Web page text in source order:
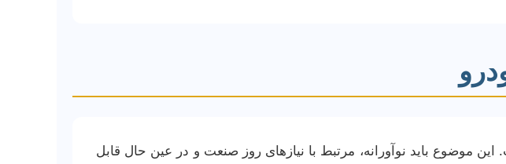
موضوع باید نوآورانه، مرتبط با نیازهای روز صنعت و در عین حال قابل